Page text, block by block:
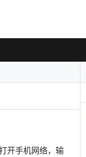
开手机网络，输